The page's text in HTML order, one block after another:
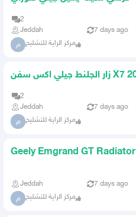
2
Jeddah
7 days ago
م مركز الراية للتشليح
زار الجلنط جيلي اكس سفن X7 2020 قطع
2
Jeddah
7 days ago
م مركز الراية للتشليح
Geely Emgrand GT Radiator
Jeddah 7 days ago
م مركز الراية للتشليح